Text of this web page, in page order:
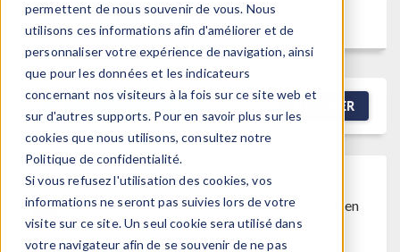
permettent de nous souvenir de vous. Nous
utilisons ces informations afin d'améliorer et de
personnaliser votre expérience de navigation, ainsi
que pour les données et les indicateurs
concernant nos visiteurs à la fois sur ce site web et
sur d'autres supports. Pour en savoir plus sur les
cookies que nous utilisons, consultez notre
Politique de confidentialité.
Si vous refusez l'utilisation des cookies, vos
informations ne seront pas suivies lors de votre
visite sur ce site. Un seul cookie sera utilisé dans
votre navigateur afin de se souvenir de ne pas
Discussion Forum
FILTRER
Discussion ClosedThis discussion was
created more than 6 months ago and has been
closed. To start a new discussion with a link
back to this one, click here.